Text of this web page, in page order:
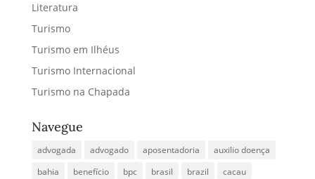
Literatura
Turismo
Turismo em Ilhéus
Turismo Internacional
Turismo na Chapada
Navegue
advogada advogado aposentadoria
auxilio doença
bahia
benefício bpc brasil brazil
cacau